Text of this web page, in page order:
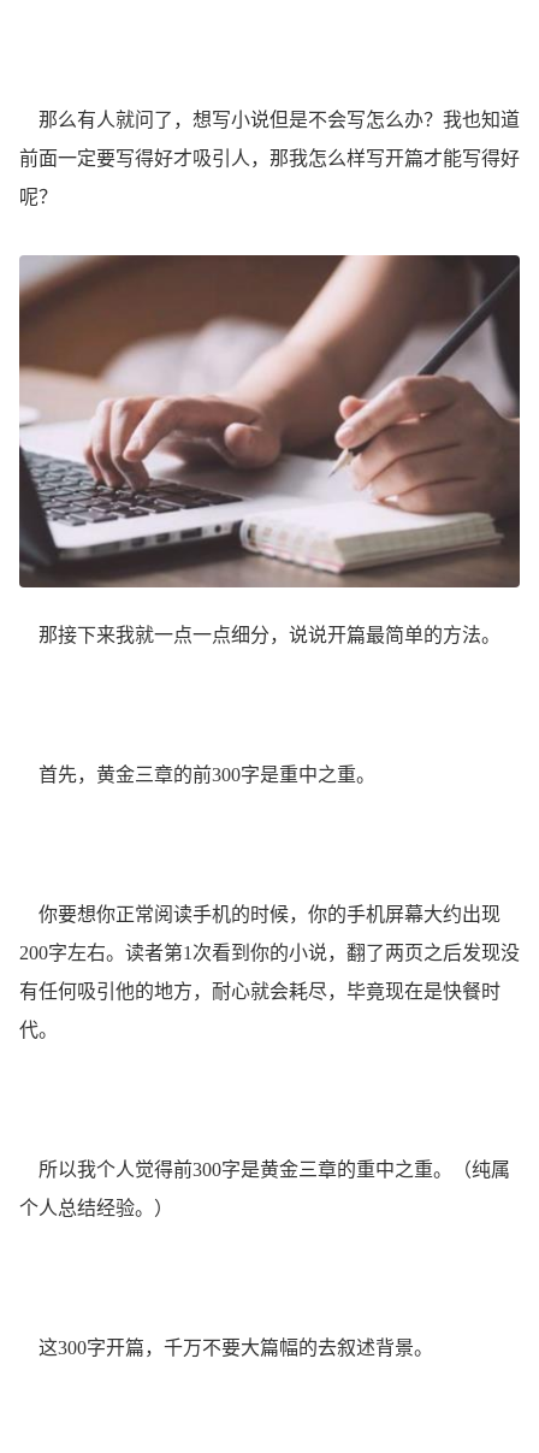
那么有人就问了，想写小说但是不会写怎么办？我也知道
前面一定要写得好才吸引人，那我怎么样写开篇才能写得好
呢？
那接下来我就一点一点细分，说说开篇最简单的方法。
首先，黄金三章的前300字是重中之重。
你要想你正常阅读手机的时候，你的手机屏幕大约出现
200字左右。读者第1次看到你的小说，翻了两页之后发现没
有任何吸引他的地方，耐心就会耗尽，毕竟现在是快餐时
代。
所以我个人觉得前300字是黄金三章的重中之重。（纯属
个人总结经验。）
这300字开篇，千万不要大篇幅的去叙述背景。